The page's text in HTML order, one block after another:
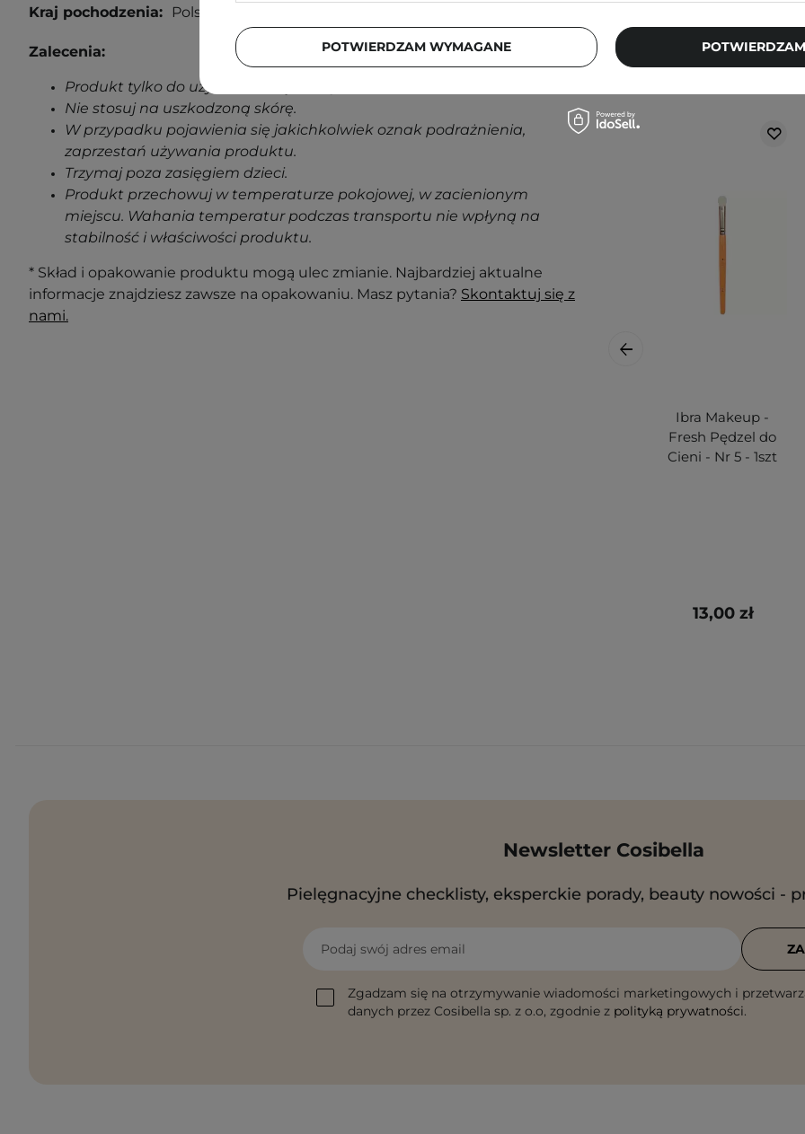
Kraj pochodzenia:
Polska.
Zalecenia:
Produkt tylko do użytku zewnętrznego.
Nie stosuj na uszkodzoną skórę.
W przypadku pojawienia się jakichkolwiek oznak podrażnienia,
zaprzestań używania produktu.
Trzymaj poza zasięgiem dzieci.
Produkt przechowuj w temperaturze pokojowej, w zacienionym
miejscu. Wahania temperatur podczas transportu nie wpłyną na
stabilność i właściwości produktu.
* Skład i opakowanie produktu mogą ulec zmianie. Najbardziej aktualne
informacje znajdziesz zawsze na opakowaniu. Masz pytania? Skontaktuj się z
nami.
Klienci,
Ibra Makeup -
Fresh Pędzel do
Cieni - Nr 5 - 1szt
13,00 zł
Newsletter Cosibella
Pielęgnacyjne checklisty, eksperckie porady, beauty nowości -
Podaj swój adres email
Zgadzam się na otrzymywanie wiadomości marketingowych i
danych przez Cosibella sp. z o.o, zgodnie z polityką prywatności.
POTWIERDZAM WYMAGANE